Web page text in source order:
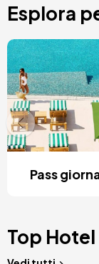
Esplora
Pass
Top Hotel